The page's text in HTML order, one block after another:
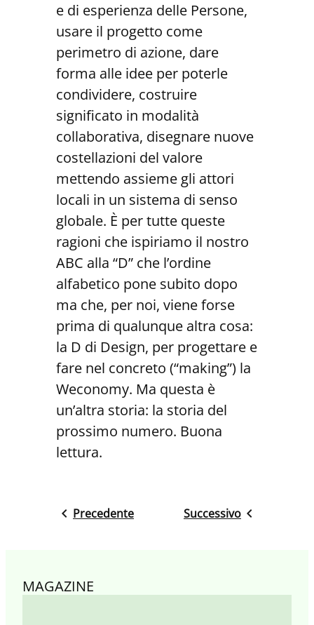
e di esperienza delle Persone,
usare il progetto come
perimetro di azione, dare
forma alle idee per poterle
condividere, costruire
significato in modalità
collaborativa, disegnare nuove
costellazioni del valore
mettendo assieme gli attori
locali in un sistema di senso
globale. È per tutte queste
ragioni che ispiriamo il nostro
ABC alla “D” che l’ordine
alfabetico pone subito dopo
ma che, per noi, viene forse
prima di qualunque altra cosa:
la D di Design, per progettare e
fare nel concreto (“making”) la
Weconomy. Ma questa è
un’altra storia: la storia del
prossimo numero. Buona
lettura.
Precedente Successivo
MAGAZINE